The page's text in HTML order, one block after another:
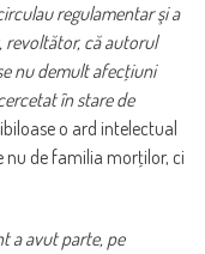
regulamentar şi a
revoltător, că autorul
nu demult afecţiuni
în stare de
o ard intelectual
nu de familia morţilor, ci
a avut parte, pe